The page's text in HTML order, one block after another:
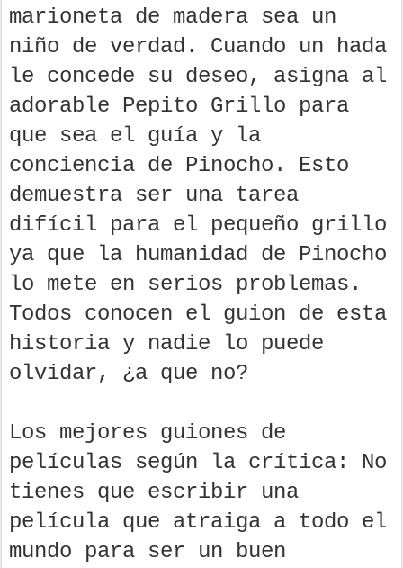
marioneta de madera sea un
niño de verdad. Cuando un hada
le concede su deseo, asigna al
adorable Pepito Grillo para
que sea el guía y la
conciencia de Pinocho. Esto
demuestra ser una tarea
difícil para el pequeño grillo
ya que la humanidad de Pinocho
lo mete en serios problemas.
Todos conocen el guion de esta
historia y nadie lo puede
olvidar, ¿a que no?
Los mejores guiones de
películas según la crítica: No
tienes que escribir una
película que atraiga a todo el
mundo para ser un buen